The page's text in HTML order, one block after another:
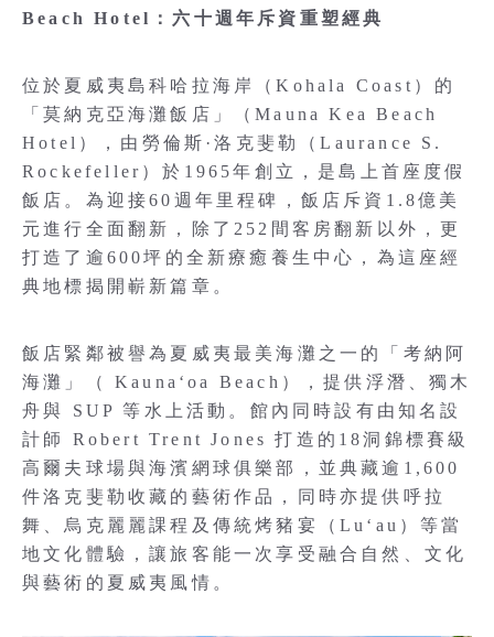
Beach Hotel：六十週年斥資重塑經典
位於夏威夷島科哈拉海岸（Kohala Coast）的
「莫納克亞海灘飯店」（Mauna Kea Beach
Hotel），由勞倫斯·洛克斐勒（Laurance S.
Rockefeller）於1965年創立，是島上首座度假
飯店。為迎接60週年里程碑，飯店斥資1.8億美
元進行全面翻新，除了252間客房翻新以外，更
打造了逾600坪的全新療癒養生中心，為這座經
典地標揭開嶄新篇章。
飯店緊鄰被譽為夏威夷最美海灘之一的「考納阿
海灘」（ Kaunaʻoa Beach），提供浮潛、獨木
舟與 SUP 等水上活動。館內同時設有由知名設
計師 Robert Trent Jones 打造的18洞錦標賽級
高爾夫球場與海濱網球俱樂部，並典藏逾1,600
件洛克斐勒收藏的藝術作品，同時亦提供呼拉
舞、烏克麗麗課程及傳統烤豬宴（Luʻau）等當
地文化體驗，讓旅客能一次享受融合自然、文化
與藝術的夏威夷風情。